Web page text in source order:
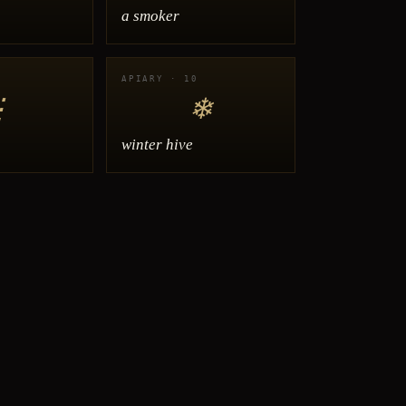
a smoker
⋮
APIARY · 10
❄
winter hive